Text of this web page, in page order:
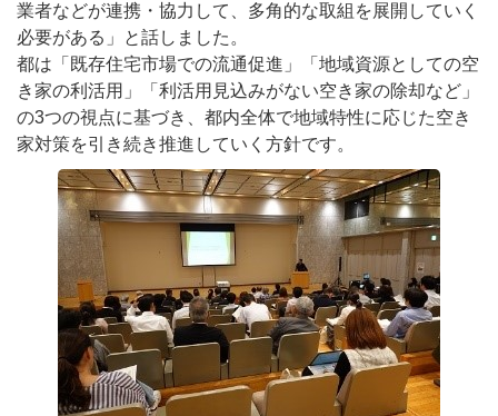
業者などが連携・協力して、多角的な取組を展開していく
必要がある」と話しました。
都は「既存住宅市場での流通促進」「地域資源としての空
き家の利活用」「利活用見込みがない空き家の除却など」
の3つの視点に基づき、都内全体で地域特性に応じた空き
家対策を引き続き推進していく方針です。